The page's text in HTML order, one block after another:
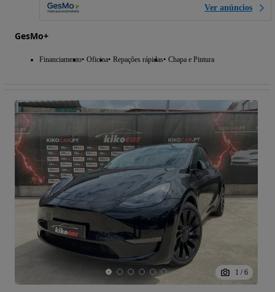
Ver anúncios
GesMo+
Financiamento Oficina Repações rápidas Chapa e Pintura
1 / 6